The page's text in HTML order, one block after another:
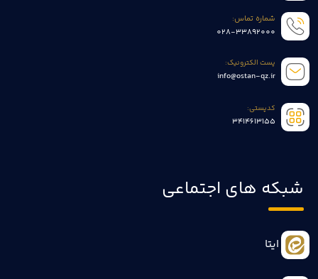
شماره تماس:
028-33892000
پست الکترونیک:
info@ostan-qz.ir
کدپستی:
3414613155
شبکه های اجتماعی
ایتا